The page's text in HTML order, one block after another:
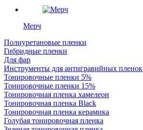
Мерч
Полиуретановые пленки
Гибридные пленки
Для фар
Инструменты для антигравийных пленок
Тонировочные пленки 5%
Тонировочные пленки 15%
Тонировочная пленка хамелеон
Тонировочная пленка Black
Тонировочная пленка керамика
Голубая тонировочная пленка